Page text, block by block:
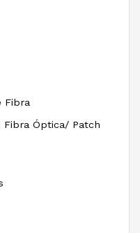
Fibra
Fibra Óptica/ Patch